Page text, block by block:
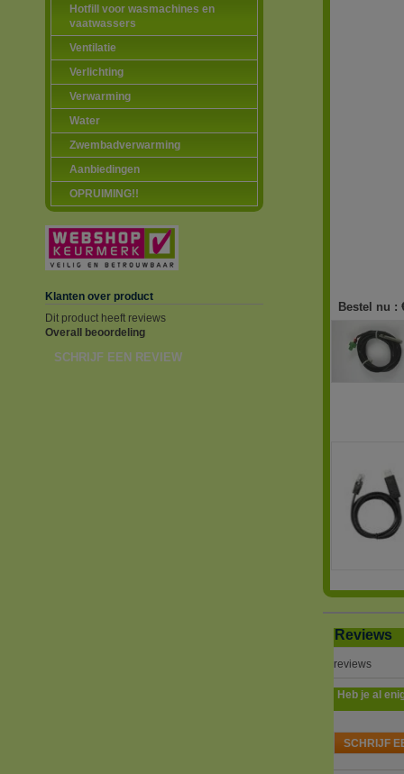
Hotfill voor wasmachines en
vaatwassers
Ventilatie
Verlichting
Verwarming
Water
Zwembadverwarming
Aanbiedingen
OPRUIMING!!
Klanten over product
Dit product heeft reviews
Overall beoordeling
SCHRIJF EEN REVIEW
Bestel nu :
Reviews
reviews
Heb je al
SCHRIJF